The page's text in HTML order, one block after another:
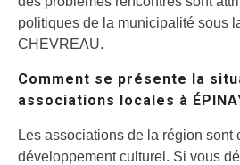
politiques de la municipalité sous
CHEVREAU.
Comment se présente la
associations locales à
Les associations de la région sont
développement culturel. Si vous